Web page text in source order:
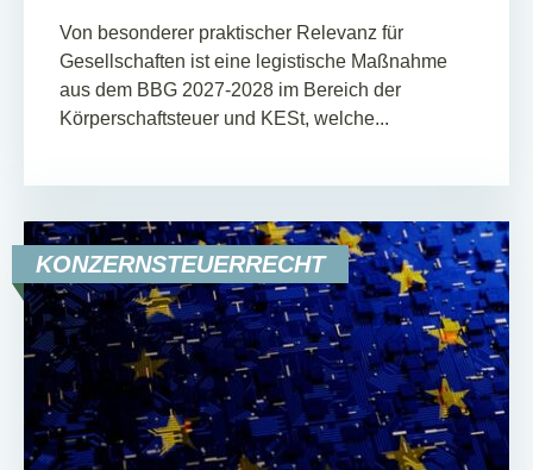
Von besonderer praktischer Relevanz für
Gesellschaften ist eine legistische Maßnahme
aus dem BBG 2027-2028 im Bereich der
Körperschaftsteuer und KESt, welche...
KONZERNSTEUERRECHT